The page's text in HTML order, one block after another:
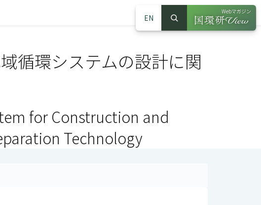
EN
サイト内検索
検索
Webマガジン
（別ウインドウ
循環システムの設計に関
for Construction and
Technology